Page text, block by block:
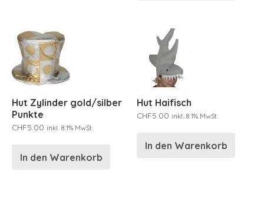
Hut Zylinder gold/silber
Punkte
CHF5.00 inkl. 8.1% MwSt.
In den Warenkorb
Hut Haifisch
CHF5.00 inkl. 8.1% MwSt.
In den Warenkorb